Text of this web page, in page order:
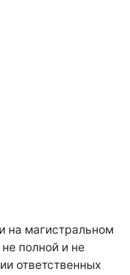
на магистральном
полной и не
ответственных